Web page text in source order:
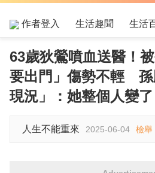
作者登入 生活趣聞 生活
63歲狄鶯噴血送醫！
要出門」傷勢不輕 孫
現況」：她整個人變了
人生不能重來 2025-06-04 檢舉